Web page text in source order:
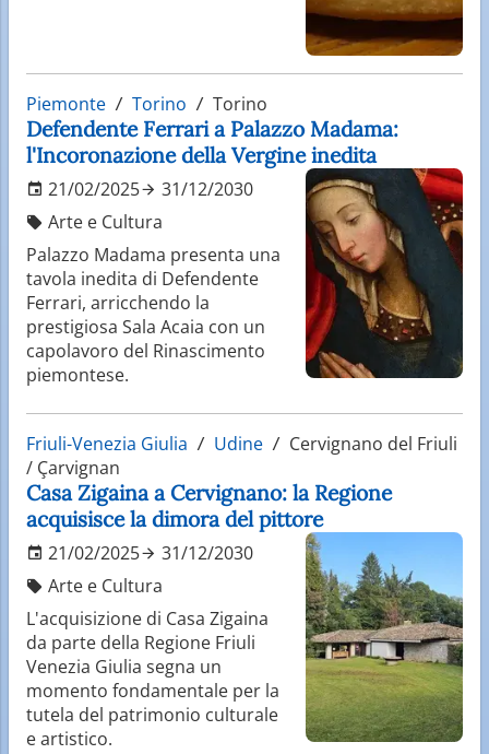
Piemonte Torino Torino
Defendente Ferrari a Palazzo Madama:
l'Incoronazione della Vergine inedita
21/02/2025
31/12/2030
Arte e Cultura
Palazzo Madama presenta una
tavola inedita di Defendente
Ferrari, arricchendo la
prestigiosa Sala Acaia con un
capolavoro del Rinascimento
piemontese.
Friuli-Venezia Giulia Udine
Cervignano del Friuli
/ Çarvignan
Casa Zigaina a Cervignano: la Regione
acquisisce la dimora del pittore
21/02/2025
31/12/2030
Arte e Cultura
L'acquisizione di Casa Zigaina
da parte della Regione Friuli
Venezia Giulia segna un
momento fondamentale per la
tutela del patrimonio culturale
e artistico.